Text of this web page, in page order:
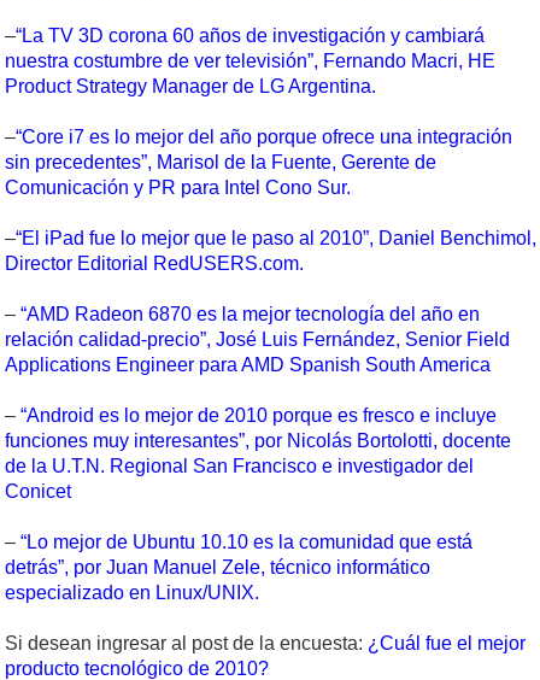
–“La TV 3D corona 60 años de investigación y cambiará
nuestra costumbre de ver televisión”, Fernando Macri, HE
Product Strategy Manager de LG Argentina.
–“Core i7 es lo mejor del año porque ofrece una integración
sin precedentes”, Marisol de la Fuente, Gerente de
Comunicación y PR para Intel Cono Sur.
–“El iPad fue lo mejor que le paso al 2010”, Daniel Benchimol,
Director Editorial RedUSERS.com.
– “AMD Radeon 6870 es la mejor tecnología del año en
relación calidad-precio”, José Luis Fernández, Senior Field
Applications Engineer para AMD Spanish South America
– “Android es lo mejor de 2010 porque es fresco e incluye
funciones muy interesantes”, por Nicolás Bortolotti, docente
de la U.T.N. Regional San Francisco e investigador del
Conicet
– “Lo mejor de Ubuntu 10.10 es la comunidad que está
detrás”, por Juan Manuel Zele, técnico informático
especializado en Linux/UNIX.
Si desean ingresar al post de la encuesta: ¿Cuál fue el mejor
producto tecnológico de 2010?